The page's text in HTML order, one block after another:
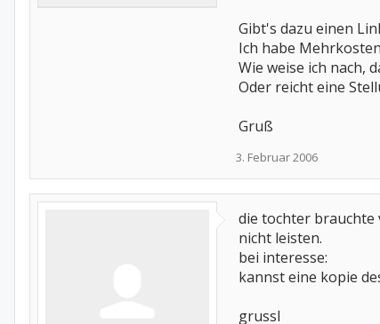
Gibt's dazu einen
Ich habe
Wie weise ich nach,
Oder reicht eine
Gruß
3. Februar 2006
die tochter brauchte
nicht leisten.
bei interesse:
kannst eine kopie
grussl